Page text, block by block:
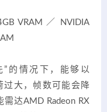
VRAM ／ NVIDIA
的情况下，能够以
大，帧数可能会降
达AMD Radeon RX